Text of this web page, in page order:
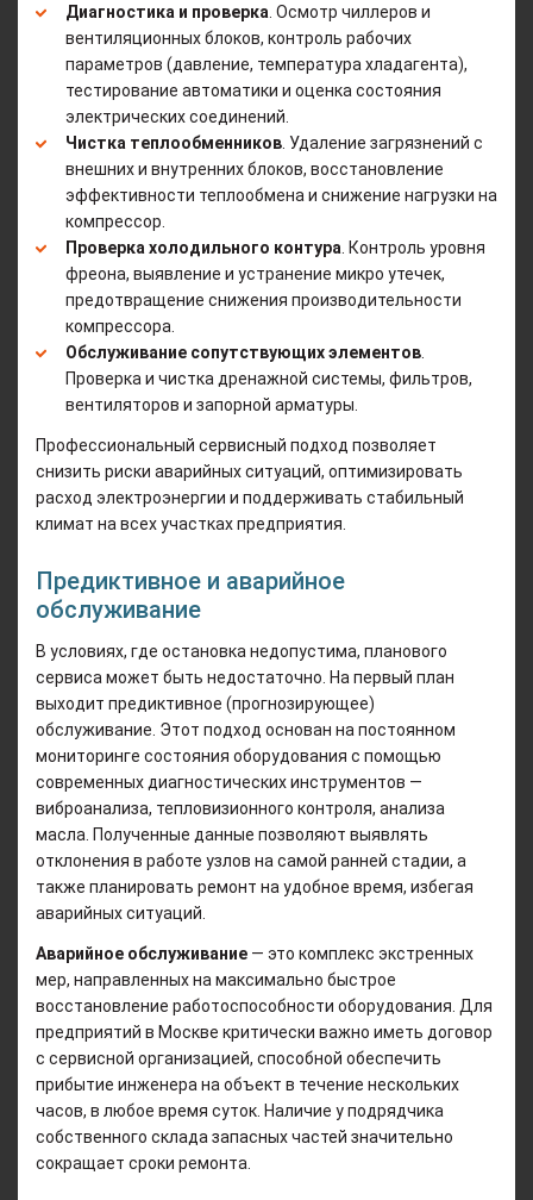
Диагностика и проверка . Осмотр чиллеров и
вентиляционных блоков, контроль рабочих
параметров (давление, температура хладагента),
тестирование автоматики и оценка состояния
электрических соединений.
Чистка теплообменников . Удаление загрязнений с
внешних и внутренних блоков, восстановление
эффективности теплообмена и снижение нагрузки на
компрессор.
Проверка холодильного контура . Контроль уровня
фреона, выявление и устранение микро утечек,
предотвращение снижения производительности
компрессора.
Обслуживание сопутствующих элементов
Проверка и чистка дренажной системы, фильтров,
вентиляторов и запорной арматуры.
Профессиональный сервисный подход позволяет
снизить риски аварийных ситуаций, оптимизировать
расход электроэнергии и поддерживать стабильный
климат на всех участках предприятия.
Предиктивное и аварийное
обслуживание
В условиях, где остановка недопустима, планового
сервиса может быть недостаточно. На первый план
выходит предиктивное (прогнозирующее)
обслуживание. Этот подход основан на постоянном
мониторинге состояния оборудования с помощью
современных диагностических инструментов —
виброанализа, тепловизионного контроля, анализа
масла. Полученные данные позволяют выявлять
отклонения в работе узлов на самой ранней стадии, а
также планировать ремонт на удобное время, избегая
аварийных ситуаций.
Аварийное обслуживание — это комплекс экстренных
мер, направленных на максимально быстрое
восстановление работоспособности оборудования. Для
предприятий в Москве критически важно иметь договор
с сервисной организацией, способной обеспечить
прибытие инженера на объект в течение нескольких
часов, в любое время суток. Наличие у подрядчика
собственного склада запасных частей значительно
сокращает сроки ремонта.